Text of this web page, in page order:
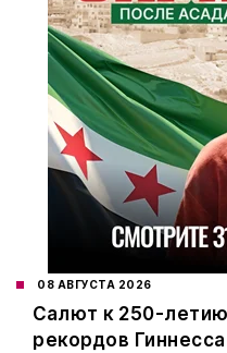
08 АВГУСТА 2026
Салют к 250-
рекордов